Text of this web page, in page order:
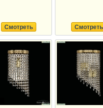
Смотреть Смотреть